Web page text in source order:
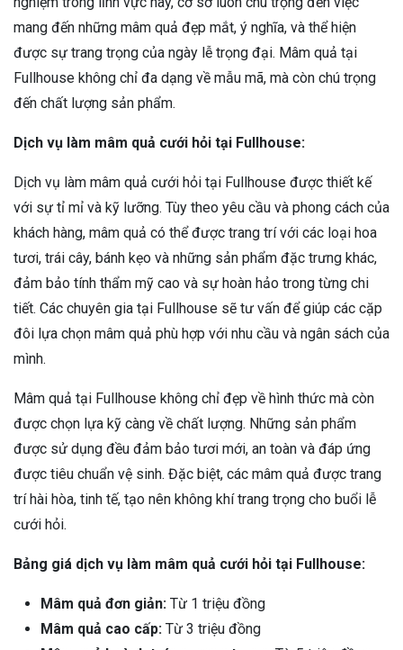
mang đến những mâm quả đẹp mắt, ý nghĩa, và thể hiện
được sự trang trọng của ngày lễ trọng đại. Mâm quả tại
Fullhouse không chỉ đa dạng về mẫu mã, mà còn chú trọng
đến chất lượng sản phẩm.
Dịch vụ làm mâm quả cưới hỏi tại Fullhouse:
Dịch vụ làm mâm quả cưới hỏi tại Fullhouse được thiết kế
với sự tỉ mỉ và kỹ lưỡng. Tùy theo yêu cầu và phong cách của
khách hàng, mâm quả có thể được trang trí với các loại hoa
tươi, trái cây, bánh kẹo và những sản phẩm đặc trưng khác,
đảm bảo tính thẩm mỹ cao và sự hoàn hảo trong từng chi
tiết. Các chuyên gia tại Fullhouse sẽ tư vấn để giúp các cặp
đôi lựa chọn mâm quả phù hợp với nhu cầu và ngân sách của
mình.
Mâm quả tại Fullhouse không chỉ đẹp về hình thức mà còn
được chọn lựa kỹ càng về chất lượng. Những sản phẩm
được sử dụng đều đảm bảo tươi mới, an toàn và đáp ứng
được tiêu chuẩn vệ sinh. Đặc biệt, các mâm quả được trang
trí hài hòa, tinh tế, tạo nên không khí trang trọng cho buổi lễ
cưới hỏi.
Bảng giá dịch vụ làm mâm quả cưới hỏi tại Fullhouse:
Mâm quả đơn giản: Từ 1 triệu đồng
Mâm quả cao cấp: Từ 3 triệu đồng